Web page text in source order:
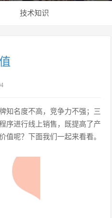
技术知识
知名度不高，竞争力不强；三
序进行线上销售，既提高了产
呢？下面我们一起来看看。